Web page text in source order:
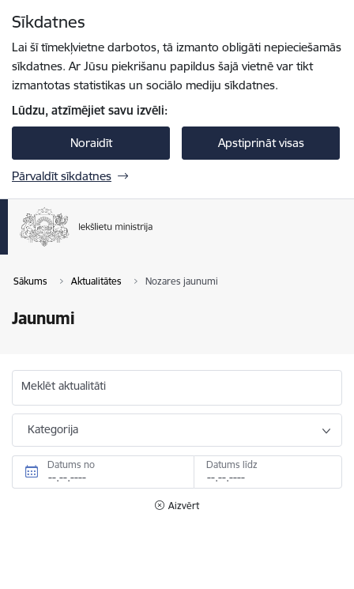
Sīkdatnes
Lai šī tīmekļvietne darbotos, tā izmanto obligāti nepieciešamās
sīkdatnes. Ar Jūsu piekrišanu papildus šajā vietnē var tikt
izmantotas statistikas un sociālo mediju sīkdatnes.
Lūdzu, atzīmējiet savu izvēli:
Noraidīt Apstiprināt visas
Pārvaldīt sīkdatnes
Sākums Aktualitātes Nozares jaunumi
Jaunumi
Meklēt aktualitāti
Kategorija
Datums no Datums līdz
Aizvērt